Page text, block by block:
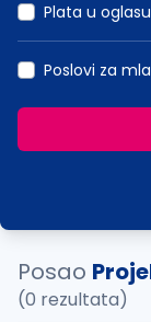
Plata u oglasu
Poslovi za
Posao
(0 rezultata)